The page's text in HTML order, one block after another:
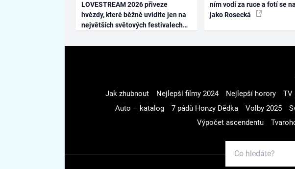
LOVESTREAM 2026 přiveze
hvězdy, které běžně uvidíte jen na
největších světových festivalech
ním vodí za ruce a fotí se
jako Rosecká
Jak zhubnout Nejlepší filmy 2024 Nejlepší horory TV
Auto – katalog
7 pádů Honzy Dědka Volby 2025
Výpočet ascendentu